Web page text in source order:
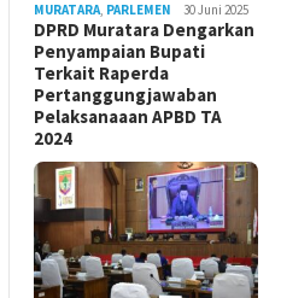
MURATARA, PARLEMEN 30 Juni 2025
DPRD Muratara Dengarkan
Penyampaian Bupati
Terkait Raperda
Pertanggungjawaban
Pelaksanaaan APBD TA
2024